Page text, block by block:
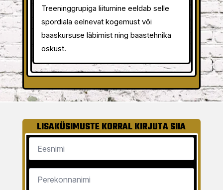
Treeninggrupiga liitumine eeldab selle
spordiala eelnevat kogemust või
baaskursuse läbimist ning baastehnika
oskust.
LISAKÜSIMUSTE KORRAL KIRJUTA SIIA